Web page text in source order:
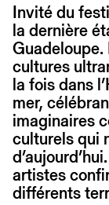
Invité du
la dernière
cultures
la fois dans
mer,
imaginaires
culturels qui
artistes
différents